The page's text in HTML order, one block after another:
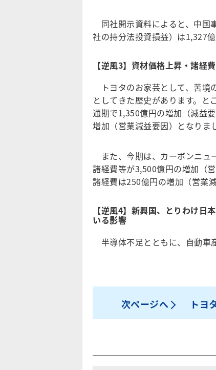
同社開示資料によると、中国
社の持分法投資損益）は1,327
【逆風3】資材価格上昇・諸経
トヨタのお家芸として、苦境
としてきた歴史があります。
通期で1,350億円の増加（減益
増加（営業減益要因）となりま
また、今期は、カーボンニュ
諸経費等が3,500億円の増加（
諸経費は250億円の増加（営業
【逆風4】新興国、とりわけ日
いる影響
半導体不足とともに、自動車
次ページへ トヨ